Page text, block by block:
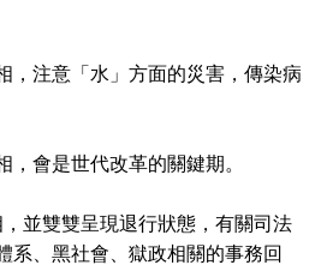
，注意「水」方面的災害，傳染病
，會是世代改革的關鍵期。
並雙雙呈現退行狀態，有關司法
系、黑社會、獄政相關的事務回